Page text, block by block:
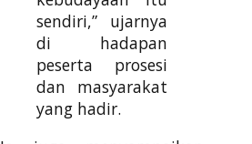
sendiri,” ujarnya
di hadapan
peserta prosesi
dan masyarakat
yang hadir.